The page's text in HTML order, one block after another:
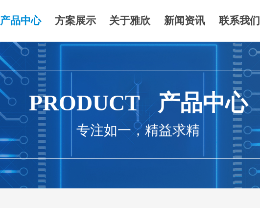
产品中心 方案展示 关于雅欣 新闻资讯 联系我们
PRODUCT 产品中心
专注如一，精益求精